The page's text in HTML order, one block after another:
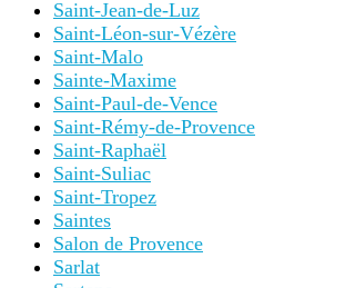
Saint-Jean-de-Luz
Saint-Léon-sur-Vézère
Saint-Malo
Sainte-Maxime
Saint-Paul-de-Vence
Saint-Rémy-de-Provence
Saint-Raphaël
Saint-Suliac
Saint-Tropez
Saintes
Salon de Provence
Sarlat